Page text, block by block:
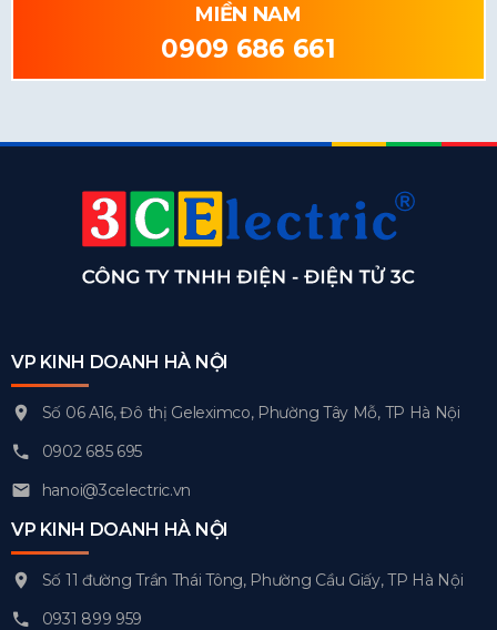
MIỀN NAM
0909 686 661
VP KINH DOANH HÀ NỘI
Số 06 A16, Đô thị Geleximco, Phường Tây Mỗ, TP Hà Nội
0902 685 695
hanoi@3celectric.vn
VP KINH DOANH HÀ NỘI
Số 11 đường Trần Thái Tông, Phường Cầu Giấy, TP Hà Nội
0931 899 959